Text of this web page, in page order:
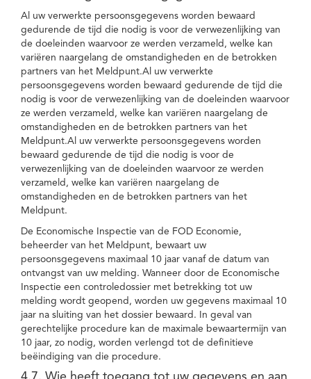
Al uw verwerkte persoonsgegevens worden bewaard
gedurende de tijd die nodig is voor de verwezenlijking van
de doeleinden waarvoor ze werden verzameld, welke kan
variëren naargelang de omstandigheden en de betrokken
partners van het Meldpunt.Al uw verwerkte
persoonsgegevens worden bewaard gedurende de tijd die
nodig is voor de verwezenlijking van de doeleinden waarvoor
ze werden verzameld, welke kan variëren naargelang de
omstandigheden en de betrokken partners van het
Meldpunt.Al uw verwerkte persoonsgegevens worden
bewaard gedurende de tijd die nodig is voor de
verwezenlijking van de doeleinden waarvoor ze werden
verzameld, welke kan variëren naargelang de
omstandigheden en de betrokken partners van het
Meldpunt.
De Economische Inspectie van de FOD Economie,
beheerder van het Meldpunt, bewaart uw
persoonsgegevens maximaal 10 jaar vanaf de datum van
ontvangst van uw melding. Wanneer door de Economische
Inspectie een controledossier met betrekking tot uw
melding wordt geopend, worden uw gegevens maximaal 10
jaar na sluiting van het dossier bewaard. In geval van
gerechtelijke procedure kan de maximale bewaartermijn van
10 jaar, zo nodig, worden verlengd tot de definitieve
beëindiging van die procedure.